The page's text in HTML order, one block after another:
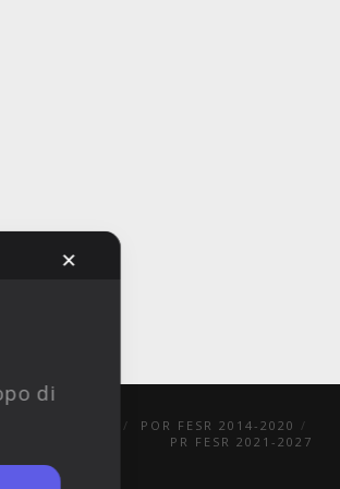
POR FESR 2014-2020
PR FESR 2021-2027
✕
di